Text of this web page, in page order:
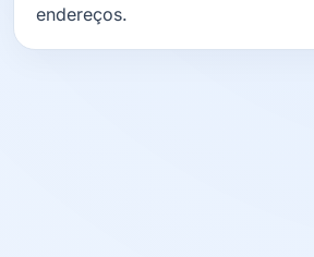
endereços.